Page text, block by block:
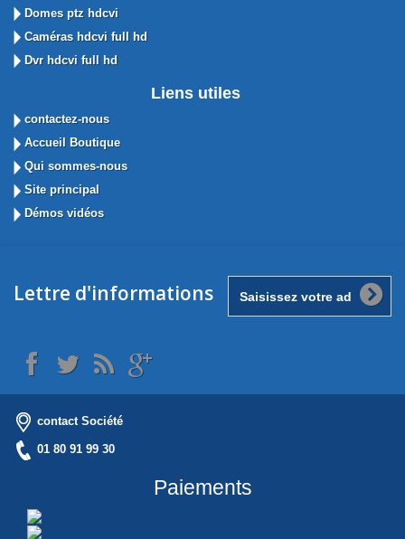
Domes ptz hdcvi
Caméras hdcvi full hd
Dvr hdcvi full hd
Liens utiles
contactez-nous
Accueil Boutique
Qui sommes-nous
Site principal
Démos vidéos
Lettre d'informations
contact Société
01 80 91 99 30
Paiements